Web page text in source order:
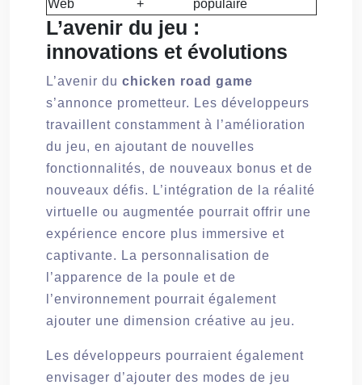
Web
+
populaire
L’avenir du jeu :
innovations et évolutions
L’avenir du chicken road game
s’annonce prometteur. Les développeurs
travaillent constamment à l’amélioration
du jeu, en ajoutant de nouvelles
fonctionnalités, de nouveaux bonus et de
nouveaux défis. L’intégration de la réalité
virtuelle ou augmentée pourrait offrir une
expérience encore plus immersive et
captivante. La personnalisation de
l’apparence de la poule et de
l’environnement pourrait également
ajouter une dimension créative au jeu.
Les développeurs pourraient également
envisager d’ajouter des modes de jeu